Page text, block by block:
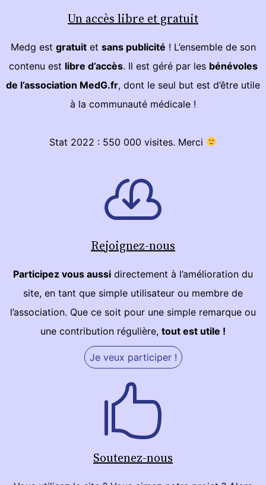
Un accès libre et gratuit
Medg est gratuitet sans publicité ! L’ensemble de son
contenu est libre d’accès. Il est géré par les bénévoles
de l’association MedG.fr, dont le seul but est d’être utile
à la communauté médicale !
Stat 2022 : 550 000 visites. Merci
Rejoignez-nous
Participez vous aussi directement à l’amélioration du
site, en tant que simple utilisateur ou membre de
l’association. Que ce soit pour une simple remarque ou
une contribution régulière, tout est utile !
Je veux participer !
Soutenez-nous